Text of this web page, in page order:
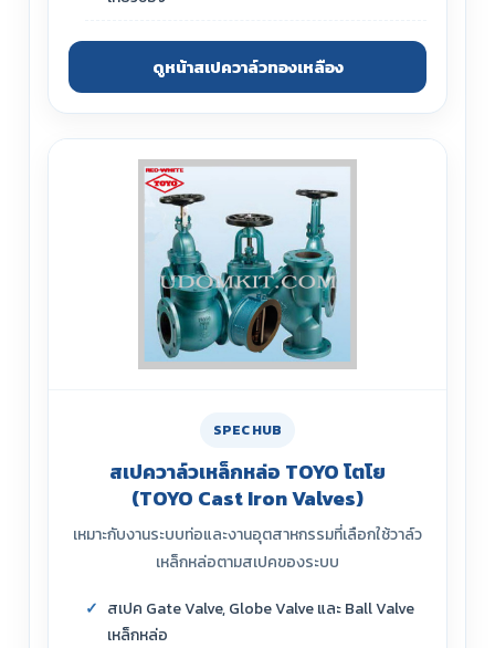
ดูหน้าสเปควาล์วทองเหลือง
SPEC HUB
สเปควาล์วเหล็กหล่อ TOYO โตโย
(TOYO Cast Iron Valves)
เหมาะกับงานระบบท่อและงานอุตสาหกรรมที่เลือกใช้วาล์ว
เหล็กหล่อตามสเปคของระบบ
สเปค Gate Valve, Globe Valve และ Ball Valve
เหล็กหล่อ